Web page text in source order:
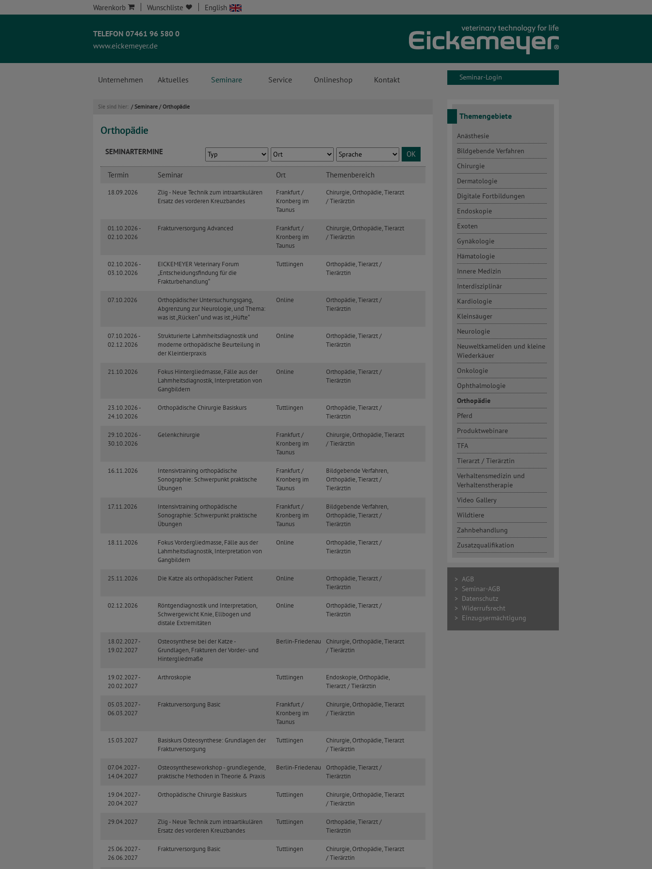
Warenkorb Wunschliste English
TELEFON 07461 96 580 0
www.eickemeyer.de
Unternehmen Aktuelles Seminare Service Onlineshop Kontakt
Sie sind hier: /Seminare /Orthopädie
Orthopädie
SEMINARTERMINE OK
Termin Seminar Ort Themenbereich
18.09.2026
Zlig - Neue Technik zum intraartikulären
Ersatz des vorderen Kreuzbandes
Frankfurt /
Kronberg im
Taunus
Chirurgie, Orthopädie, Tierarzt
/ Tierärztin
01.10.2026 -
02.10.2026
Frakturversorgung Advanced
Frankfurt /
Kronberg im
Taunus
Chirurgie, Orthopädie, Tierarzt
/ Tierärztin
02.10.2026 -
03.10.2026
EICKEMEYER Veterinary Forum
„Entscheidungsfindung für die
Frakturbehandlung“
Tuttlingen
Orthopädie, Tierarzt /
Tierärztin
07.10.2026
Orthopädischer Untersuchungsgang,
Abgrenzung zur Neurologie, und Thema:
was ist „Rücken“ und was ist „Hüfte“
Online
Orthopädie, Tierarzt /
Tierärztin
07.10.2026 -
02.12.2026
Strukturierte Lahmheitsdiagnostik und
moderne orthopädische Beurteilung in
der Kleintierpraxis
Online
Orthopädie, Tierarzt /
Tierärztin
21.10.2026
Fokus Hintergliedmasse, Fälle aus der
Lahmheitsdiagnostik, Interpretation von
Gangbildern
Online
Orthopädie, Tierarzt /
Tierärztin
23.10.2026 -
24.10.2026
Orthopädische Chirurgie Basiskurs Tuttlingen
Orthopädie, Tierarzt /
Tierärztin
29.10.2026 -
30.10.2026
Gelenkchirurgie
Frankfurt /
Kronberg im
Taunus
Chirurgie, Orthopädie, Tierarzt
/ Tierärztin
16.11.2026
Intensivtraining orthopädische
Sonographie: Schwerpunkt praktische
Übungen
Frankfurt /
Kronberg im
Taunus
Bildgebende Verfahren,
Orthopädie, Tierarzt /
Tierärztin
17.11.2026
Intensivtraining orthopädische
Sonographie: Schwerpunkt praktische
Übungen
Frankfurt /
Kronberg im
Taunus
Bildgebende Verfahren,
Orthopädie, Tierarzt /
Tierärztin
18.11.2026
Fokus Vordergliedmasse, Fälle aus der
Lahmheitsdiagnostik, Interpretation von
Gangbildern
Online
Orthopädie, Tierarzt /
Tierärztin
25.11.2026 Die Katze als orthopädischer Patient Online
Orthopädie, Tierarzt /
Tierärztin
02.12.2026
Röntgendiagnostik und Interpretation,
Schwergewicht Knie, Ellbogen und
distale Extremitäten
Online
Orthopädie, Tierarzt /
Tierärztin
18.02.2027 -
19.02.2027
Osteosynthese bei der Katze -
Grundlagen, Frakturen der Vorder- und
Hintergliedmaße
Berlin-Friedenau
Chirurgie, Orthopädie, Tierarzt
/ Tierärztin
19.02.2027 -
20.02.2027
Arthroskopie Tuttlingen
Endoskopie, Orthopädie,
Tierarzt / Tierärztin
05.03.2027 -
06.03.2027
Frakturversorgung Basic
Frankfurt /
Kronberg im
Taunus
Chirurgie, Orthopädie, Tierarzt
/ Tierärztin
15.03.2027
Basiskurs Osteosynthese: Grundlagen der
Frakturversorgung
Tuttlingen
Chirurgie, Orthopädie, Tierarzt
/ Tierärztin
07.04.2027 -
14.04.2027
Osteosyntheseworkshop - grundlegende,
praktische Methoden in Theorie & Praxis
Berlin-Friedenau
Orthopädie, Tierarzt /
Tierärztin
19.04.2027 -
20.04.2027
Orthopädische Chirurgie Basiskurs Tuttlingen
Chirurgie, Orthopädie, Tierarzt
/ Tierärztin
29.04.2027
Zlig - Neue Technik zum intraartikulären
Ersatz des vorderen Kreuzbandes
Tuttlingen
Orthopädie, Tierarzt /
Tierärztin
25.06.2027 -
26.06.2027
Frakturversorgung Basic Tuttlingen
Chirurgie, Orthopädie, Tierarzt
/ Tierärztin
Seminar-Login
Themengebiete
Anästhesie
Bildgebende Verfahren
Chirurgie
Dermatologie
Digitale Fortbildungen
Endoskopie
Exoten
Gynäkologie
Hämatologie
Innere Medizin
Interdisziplinär
Kardiologie
Kleinsäuger
Neurologie
Neuweltkameliden und kleine
Wiederkäuer
Onkologie
Ophthalmologie
Orthopädie
Pferd
Produktwebinare
TFA
Tierarzt / Tierärztin
Verhaltensmedizin und
Verhaltenstherapie
Video Gallery
Wildtiere
Zahnbehandlung
Zusatzqualifikation
> AGB
> Seminar-AGB
> Datenschutz
> Widerrufsrecht
> Einzugsermächtigung
Aktuelles